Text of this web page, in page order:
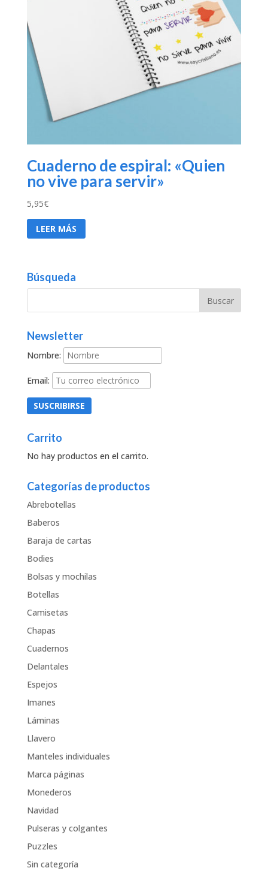
Cuaderno de espiral: «Quien
no vive para servir»
5,95€
LEER MÁS
Búsqueda
Newsletter
Nombre:
Email:
Carrito
No hay productos en el carrito.
Categorías de productos
Abrebotellas
Baberos
Baraja de cartas
Bodies
Bolsas y mochilas
Botellas
Camisetas
Chapas
Cuadernos
Delantales
Espejos
Imanes
Láminas
Llavero
Manteles individuales
Marca páginas
Monederos
Navidad
Pulseras y colgantes
Puzzles
Sin categoría